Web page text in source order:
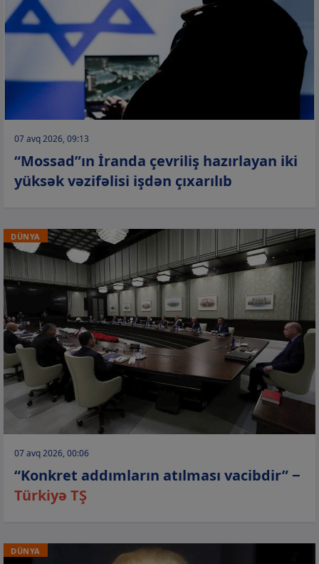
07 avq 2026, 09:13
“Mossad”ın İranda çevriliş hazırlayan iki
yüksək vəzifəlisi işdən çıxarılıb
DÜNYA
07 avq 2026, 00:06
“Konkret addımların atılması vacibdir” −
Türkiyə TŞ
DÜNYA